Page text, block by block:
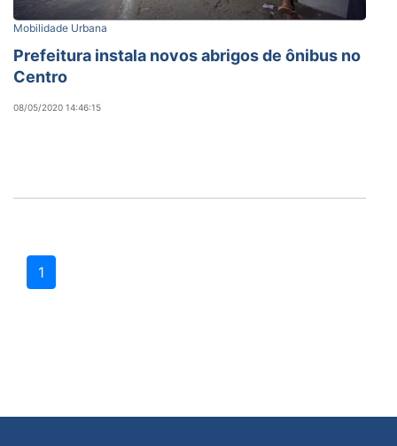
Mobilidade Urbana
Prefeitura instala novos abrigos de ônibus no
Centro
08/05/2020 14:46:15
1